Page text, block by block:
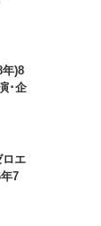
)8
･企
ロエ
7